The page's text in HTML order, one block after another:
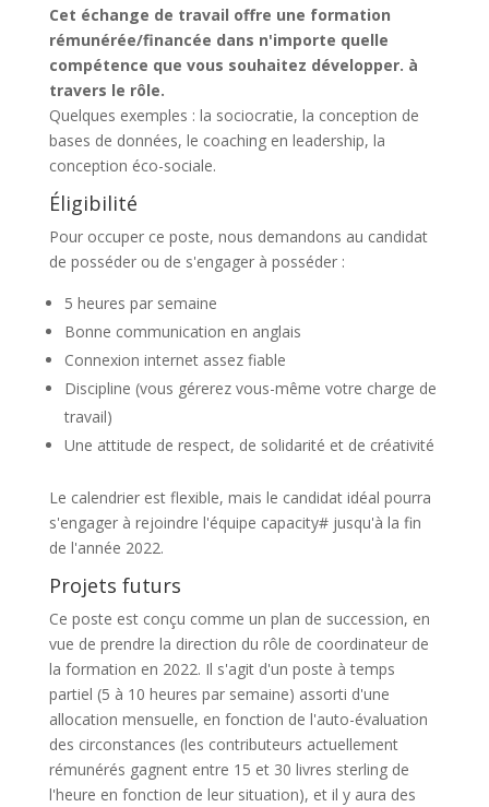
Cet échange de travail offre une formation
rémunérée/financée dans n'importe quelle
compétence que vous souhaitez développer. à
travers le rôle.
Quelques exemples : la sociocratie, la conception de
bases de données, le coaching en leadership, la
conception éco-sociale.
Éligibilité
Pour occuper ce poste, nous demandons au candidat
de posséder ou de s'engager à posséder :
5 heures par semaine
Bonne communication en anglais
Connexion internet assez fiable
Discipline (vous gérerez vous-même votre charge de
travail)
Une attitude de respect, de solidarité et de créativité
Le calendrier est flexible, mais le candidat idéal pourra
s'engager à rejoindre l'équipe capacity# jusqu'à la fin
de l'année 2022.
Projets futurs
Ce poste est conçu comme un plan de succession, en
vue de prendre la direction du rôle de coordinateur de
la formation en 2022. Il s'agit d'un poste à temps
partiel (5 à 10 heures par semaine) assorti d'une
allocation mensuelle, en fonction de l'auto-évaluation
des circonstances (les contributeurs actuellement
rémunérés gagnent entre 15 et 30 livres sterling de
l'heure en fonction de leur situation), et il y aura des